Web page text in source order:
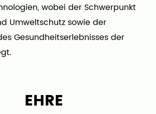
wobei der Schwerpunkt
Umweltschutz sowie der
Gesundheitserlebnisses der
Boden und Oberfläche
EHRE